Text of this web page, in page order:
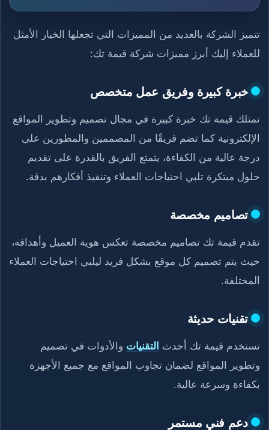
تتميز الشركة بالعديد من المميزات التي تجعلها الخيار الأمثل
للعملاء إليك أبرز مميزات شركة قيمة تك:
خبرة كبيرة وفريق عمل متخصص
تمتلك قيمة تك خبرة كبيرة في مجال تصميم وتطوير المواقع
الإلكترونية كما تضم فريقًا من المصممين والمطورين على
درجة عالية من الكفاءة، يتمتع الفريق بالقدرة على تقديم
حلول مبتكرة تلبي احتياجات العملاء وتنفيذ أفكارهم بدقة.
تصاميم مخصصة
تقدم قيمة تك تصاميم مخصصة تعكس هوية العميل وأهدافه،
حيث يتم تصميم كل موقع بشكل فريد ليلبي احتياجات العملاء
المختلفة.
تقنيات حديثة
تستخدم قيمة تك أحدث التقنيات والأدوات في تصميم
وتطوير المواقع لضمان تجاوب المواقع مع جميع الأجهزة
بكفاءة وسرعة عالية.
دعم فني مستمر